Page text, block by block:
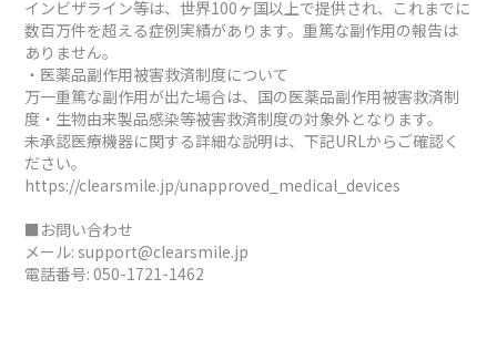
インビザライン等は、世界100ヶ国以上で提供され、これまでに
数百万件を超える症例実績があります。重篤な副作用の報告は
ありません。
・医薬品副作用被害救済制度について
万一重篤な副作用が出た場合は、国の医薬品副作用被害救済制
度・生物由来製品感染等被害救済制度の対象外となります。
未承認医療機器に関する詳細な説明は、下記URLからご確認く
ださい。
https://clearsmile.jp/unapproved_medical_devices
■お問い合わせ
メール: support@clearsmile.jp
電話番号: 050-1721-1462